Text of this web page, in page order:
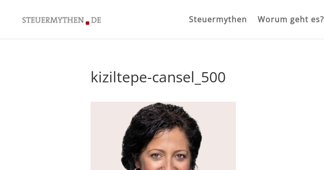
Steuermythen Worum geht es?
kiziltepe-cansel_500